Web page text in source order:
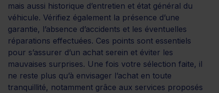
mais aussi historique d’entretien et état général du
véhicule. Vérifiez également la présence d’une
garantie, l’absence d’accidents et les éventuelles
réparations effectuées. Ces points sont essentiels
pour s’assurer d’un achat serein et éviter les
mauvaises surprises. Une fois votre sélection faite, il
ne reste plus qu’à envisager l’achat en toute
tranquillité, notamment grâce aux services proposés